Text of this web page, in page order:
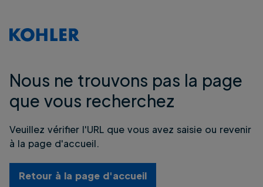
Nous ne trouvons pas la page
que vous recherchez
Veuillez vérifier l'URL que vous avez saisie ou revenir
à la page d'accueil.
Retour à la page d'accueil